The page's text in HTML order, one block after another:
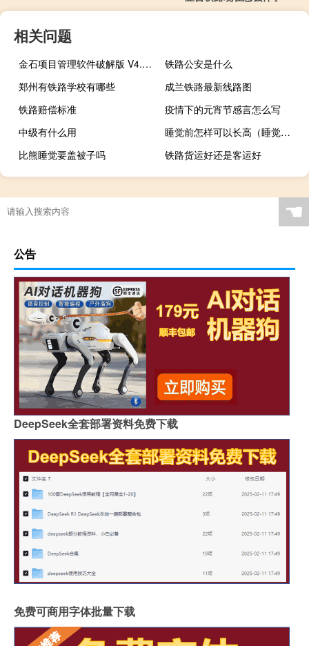
相关问题
金石项目管理软件破解版 V4.0 网络集团版（金石项目管理软件破解版 V4.0 网络集团版功能简介）
铁路公安是什么
郑州有铁路学校有哪些
成兰铁路最新线路图
铁路赔偿标准
疫情下的元宵节感言怎么写
中级有什么用
睡觉前怎样可以长高（睡觉前怎样可以长高）
比熊睡觉要盖被子吗
铁路货运好还是客运好
☚
公告
DeepSeek全套部署资料免费下载
免费可商用字体批量下载